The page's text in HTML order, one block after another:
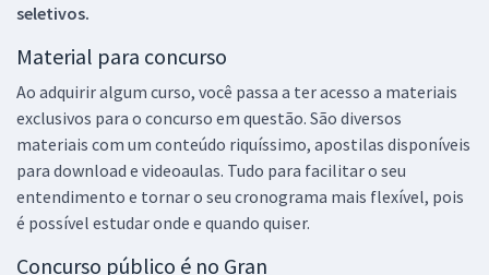
seletivos.
Material para concurso
Ao adquirir algum curso, você passa a ter acesso a materiais
exclusivos para o concurso em questão. São diversos
materiais com um conteúdo riquíssimo, apostilas disponíveis
para download e videoaulas. Tudo para facilitar o seu
entendimento e tornar o seu cronograma mais flexível, pois
é possível estudar onde e quando quiser.
Concurso público é no Gran